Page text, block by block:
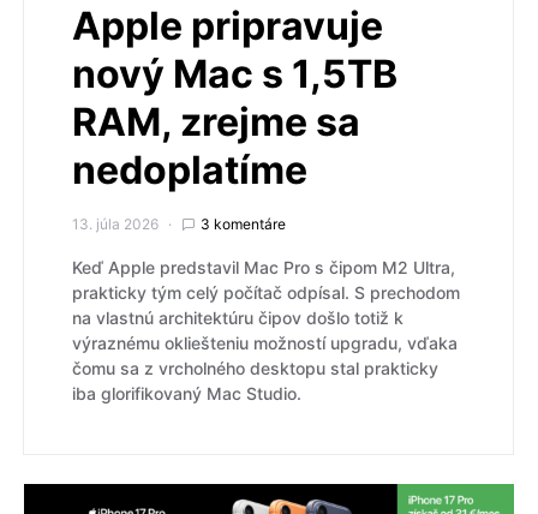
Apple pripravuje
nový Mac s 1,5TB
RAM, zrejme sa
nedoplatíme
13. júla 2026 3 komentáre
Keď Apple predstavil Mac Pro s čipom M2 Ultra,
prakticky tým celý počítač odpísal. S prechodom
na vlastnú architektúru čipov došlo totiž k
výraznému okliešteniu možností upgradu, vďaka
čomu sa z vrcholného desktopu stal prakticky
iba glorifikovaný Mac Studio.